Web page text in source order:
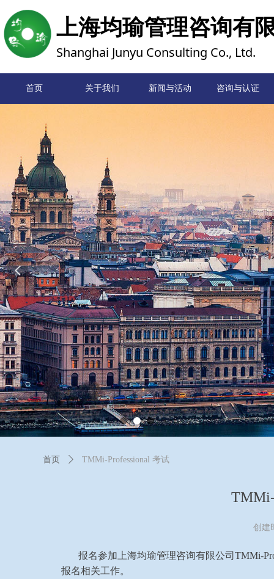
넳
首页
首页 关于我们 新闻与活动 咨询与认证
上海均瑜管理咨询有
Shanghai Junyu Consulting Co., Ltd.
首页 ꄲ TMMi-Professional 考试
创建
报名参加上海均瑜管理咨询有限公司TMMi-
报名相关工作。